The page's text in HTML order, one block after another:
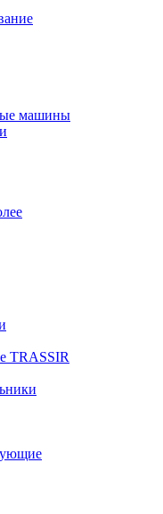
машины
TRASSIR